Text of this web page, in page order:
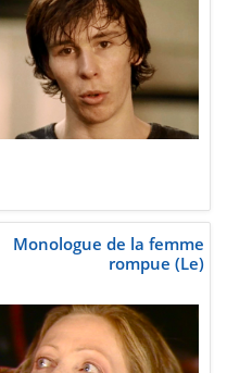
Monologue de la femme
rompue (Le)